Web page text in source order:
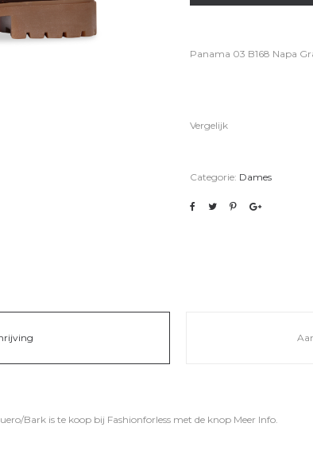
Panama 03 B168 Napa
Vergelijk
Categorie: Dames
Bark is te koop bij Fashionforless met de knop Meer Info.